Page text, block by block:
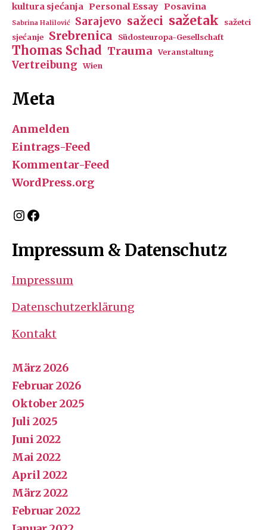
kultura sjećanja Personal Essay Posavina
Sabrina Halilović Sarajevo sažeci sažetak
sažetci
sjećanje
Srebrenica Südosteuropa-Gesellschaft
Thomas Schad Trauma Veranstaltung
Vertreibung Wien
Meta
Anmelden
Eintrags-Feed
Kommentar-Feed
WordPress.org
Instagram
Facebook
Impressum & Datenschutz
Impressum
Datenschutzerklärung
Kontakt
März 2026
Februar 2026
Oktober 2025
Juli 2025
Juni 2022
Mai 2022
April 2022
März 2022
Februar 2022